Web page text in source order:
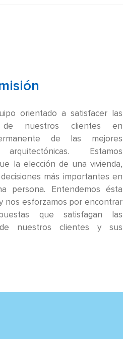
orientado a satisfacer las
de nuestros clientes en
de las mejores
Estamos
la elección de una vivienda,
más importantes en
persona. Entendemos ésta
nos esforzamos por encontrar
que satisfagan las
de nuestros clientes y sus